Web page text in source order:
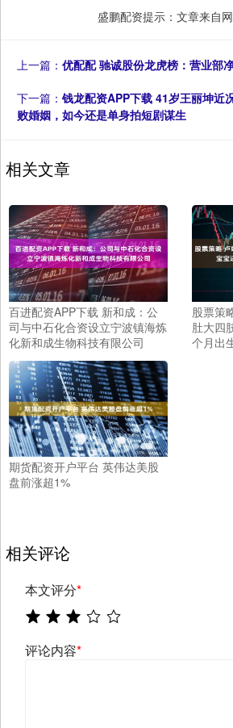
盛鹏配资提示：文章来自
上一篇： 优配配 驰诚股份龙虎榜：营业部
下一篇： 钱龙配资APP下载 41岁王丽坤近
败婚姻，如今还是单身拍短剧谋生
相关文章
百进配资APP下载 新和成：公
司与中石化合资设立宁波镇海炼
化新和成生物科技有限公司
股票策
肚大四
个月出
期货配资开户平台 英伟达美股
盘前涨超1%
相关评论
本文评分*
评论内容*